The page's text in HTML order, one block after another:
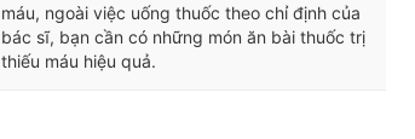
máu, ngoài việc uống thuốc theo chỉ định của
bác sĩ, bạn cần có những món ăn bài thuốc trị
thiếu máu hiệu quả.